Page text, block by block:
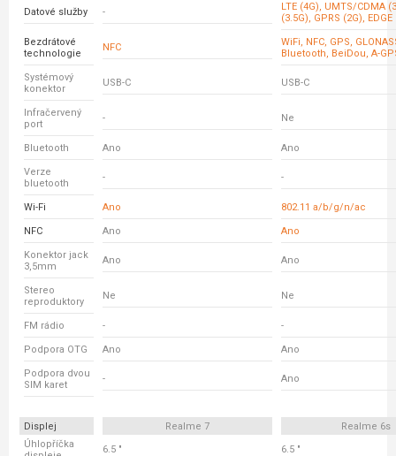
Datové služby
-
LTE (4G), UMTS/CDMA
(3.5G), GPRS (2G), EDGE
Bezdrátové
technologie
NFC
WiFi, NFC, GPS,
Bluetooth, BeiDou, A-
Systémový
konektor
USB-C USB-C
Infračervený
port
- Ne
Bluetooth Ano Ano
Verze
bluetooth
- -
Wi-Fi Ano 802.11 a/b/g/n/ac
NFC Ano Ano
Konektor jack
3,5mm
Ano Ano
Stereo
reproduktory
Ne Ne
FM rádio - -
Podpora OTG Ano Ano
Podpora dvou
SIM karet
- Ano
Displej Realme 7
Realme 6s
Úhlopříčka
6.5 " 6.5 "